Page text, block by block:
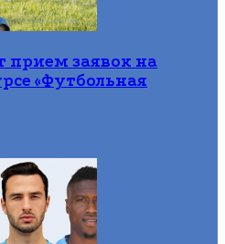
прием заявок на
«Футбольная